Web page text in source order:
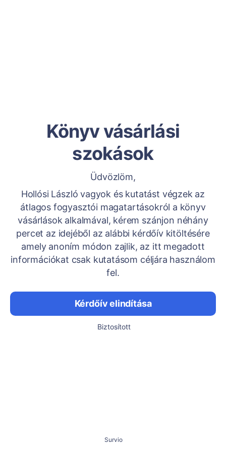
Könyv vásárlási
szokások
Üdvözlöm,
Hollósi László vagyok és kutatást végzek az
átlagos fogyasztói magatartásokról a könyv
vásárlások alkalmával, kérem szánjon néhány
percet az idejéből az alábbi kérdőív kitöltésére
amely anoním módon zajlik, az itt megadott
információkat csak kutatásom céljára használom
fel.
Kérdőív elindítása
Biztosított
Survio